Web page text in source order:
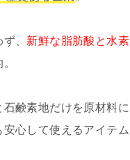
、 新鮮な脂肪酸と水素
鹸素地だけを原材料に
心して使えるアイテム